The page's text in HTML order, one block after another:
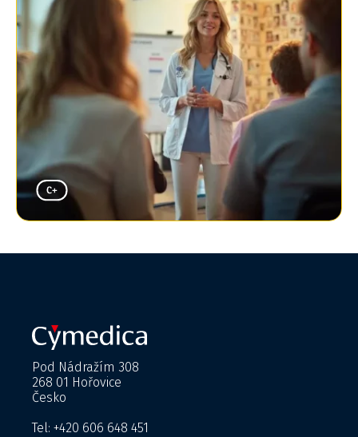
Pod Nádražím 308
268 01 Hořovice
Česko
Tel: +420 606 648 451